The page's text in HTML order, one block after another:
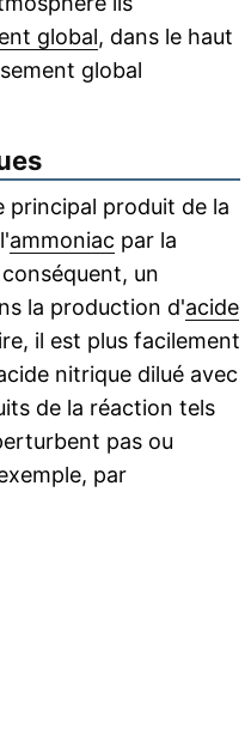
global, dans le haut
global
principal produit de la
ammoniac par la
un
la production d'acide
il est plus facilement
nitrique dilué avec
de la réaction tels
pas ou
par